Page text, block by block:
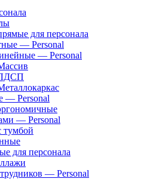
для персонала
— Personal
— Personal
— Personal
— Personal
тумбой
для персонала
— Personal